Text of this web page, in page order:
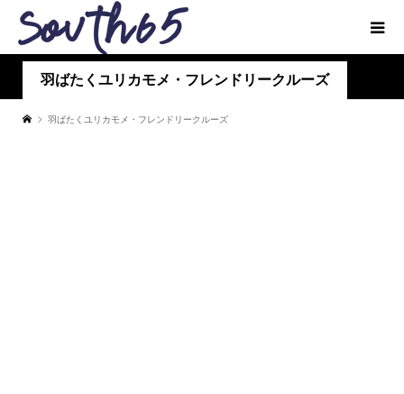
羽ばたくユリカモメ・フレンドリークルーズ
羽ばたくユリカモメ・フレンドリークルーズ